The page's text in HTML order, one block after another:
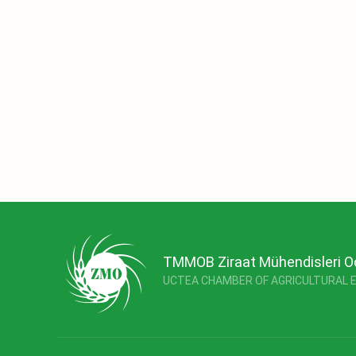
TMMOB Ziraat Mühendisleri
UCTEA CHAMBER OF AGRICULTURAL